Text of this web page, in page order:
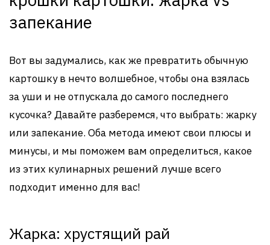
запекание
Вот вы задумались, как же превратить обычную
картошку в нечто волшебное, чтобы она взялась
за уши и не отпускала до самого последнего
кусочка? Давайте разберемся, что выбрать: жарку
или запекание. Оба метода имеют свои плюсы и
минусы, и мы поможем вам определиться, какое
из этих кулинарных решений лучше всего
подходит именно для вас!
Жарка: хрустящий рай